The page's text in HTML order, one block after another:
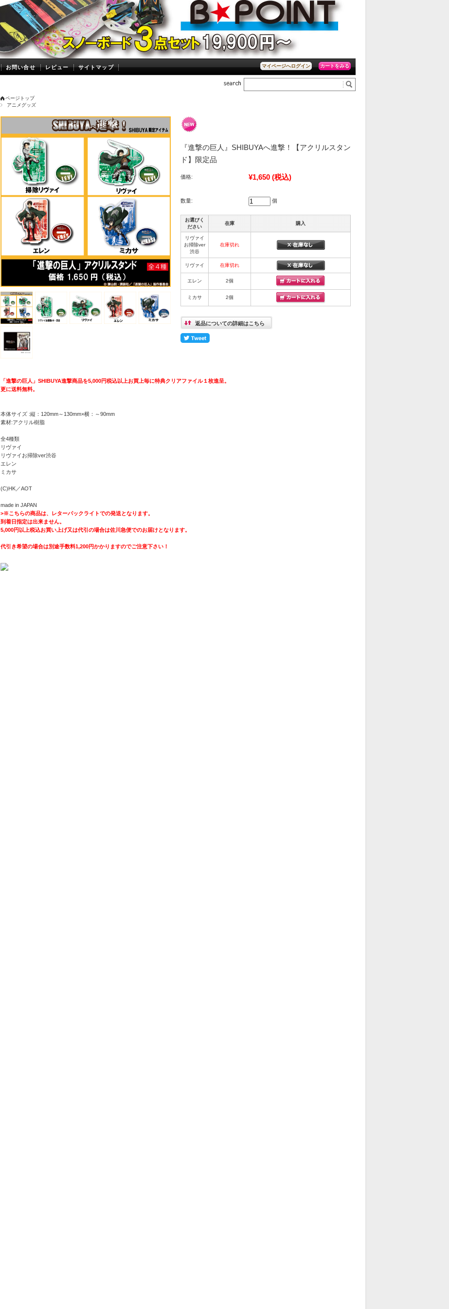
マイページへログイン カートをみる
お問い合せ レビュー サイトマップ
ページトップ
アニメグッズ
『進撃の巨人』SHIBUYAへ進撃！【アクリルスタン
ド】限定品
価格: ¥1,650 (税込)
数量: 個
お選びく
ださい
在庫 購入
リヴァイ
お掃除ver
渋谷
在庫切れ
リヴァイ 在庫切れ
エレン 2個
ミカサ 2個
返品についての詳細はこちら
「進撃の巨人」SHIBUYA進撃商品を5,000円税込以上お買上毎に特典クリアファイル１枚進呈。
更に送料無料。
本体サイズ :縦：120mm～130mm×横：～90mm
素材:アクリル樹脂
全4種類
リヴァイ
リヴァイお掃除ver渋谷
エレン
ミカサ
(C)HK／AOT
made in JAPAN
>※こちらの商品は、レターパックライトでの発送となります。
到着日指定は出来ません。
5,000円以上税込お買い上げ又は代引の場合は佐川急便でのお届けとなります。
代引き希望の場合は別途手数料1,200円かかりますのでご注意下さい！